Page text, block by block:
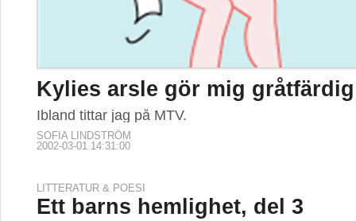
Kylies arsle gör mig gråtfärdig
Ibland tittar jag på MTV.
SOFIA LINDSTRÖM
2002-03-01 14:31:00
LITTERATUR & POESI
Ett barns hemlighet, del 3